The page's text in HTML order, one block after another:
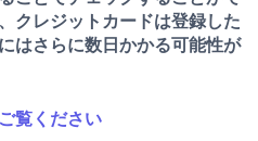
クレジットカードは登録した
はさらに数日かかる可能性が
覧ください